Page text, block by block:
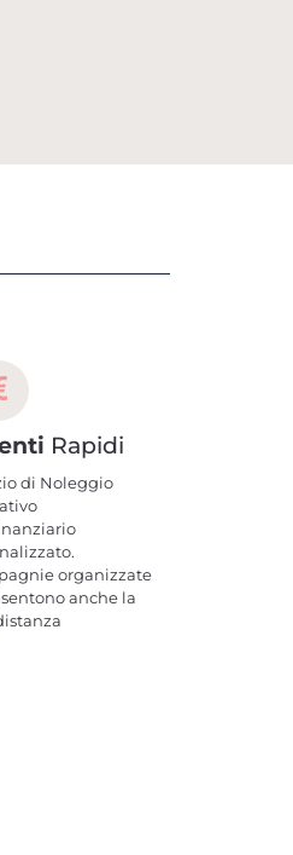
Rapidi
di Noleggio
organizzate
anche la